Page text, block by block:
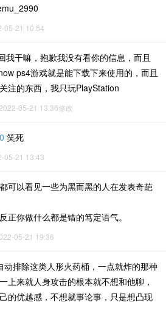
05-21 10:54
我干嘛，抱歉我没有看你的信息，而且
ps4游戏就是能下载下来使用的，而且
注的东西，我只玩PlayStation
2022-05-21 13:36修改
笑死
05-21 13:43
可以看见一些为黑而黑的人在发表奇葩
正你做什么都是错的笃定语气。
05-21 19:36
动排除这类人形火药桶，一点就炸的那种
上来就人身攻击的根本就不想和他聊，
的优越感，不想就事论事，只是想凸现